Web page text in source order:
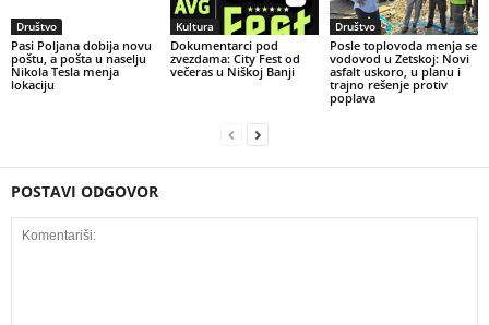
Društvo
Pasi Poljana dobija novu
poštu, a pošta u naselju
Nikola Tesla menja
lokaciju
Kultura
Dokumentarci pod
zvezdama: City Fest od
večeras u Niškoj Banji
Društvo
Posle toplovoda menja se
vodovod u Zetskoj: Novi
asfalt uskoro, u planu i
trajno rešenje protiv
poplava
POSTAVI ODGOVOR